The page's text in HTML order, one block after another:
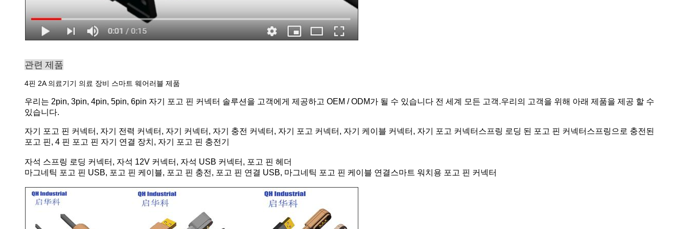
관련 제품
4핀 2A 의료기기 의료 장비 스마트 웨어러블 제품
우리는 2pin, 3pin, 4pin, 5pin, 6pin 자기 포고 핀 커넥터 솔루션을 고객에게 제공하고 OEM / ODM가 될 수 있습니다 전 세계 모든 고객.우리의 고객을 위해 아래 제품을 제공 할 수
있습니다.
자기 포고 핀 커넥터, 자기 전력 커넥터, 자기 커넥터, 자기 충전 커넥터, 자기 포고 커넥터, 자기 케이블 커넥터, 자기 포고 커넥터스프링 로딩 된 포고 핀 커넥터스프링으로 충전된
포고 핀, 4 핀 포고 핀 자기 연결 장치, 자기 포고 핀 충전기
자석 스프링 로딩 커넥터, 자석 12V 커넥터, 자석 USB 커넥터, 포고 핀 헤더
마그네틱 포고 핀 USB, 포고 핀 케이블, 포고 핀 충전, 포고 핀 연결 USB, 마그네틱 포고 핀 케이블 연결스마트 워치용 포고 핀 커넥터